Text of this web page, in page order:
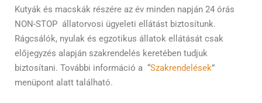
Kutyák és macskák részére az év minden napján 24 órás
NON-STOP állatorvosi ügyeleti ellátást biztosítunk.
Rágcsálók, nyulak és egzotikus állatok ellátását csak
előjegyzés alapján szakrendelés keretében tudjuk
biztosítani. További információ a “Szakrendelések”
menüpont alatt található.